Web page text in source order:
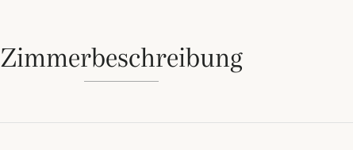
Zimmerbeschreibung